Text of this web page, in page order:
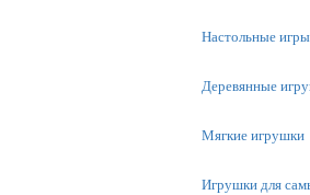
Настольные игры
Деревянные
Мягкие игрушки
Игрушки для